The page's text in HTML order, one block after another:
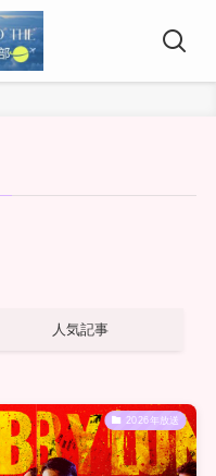
人気記事
2026年放送